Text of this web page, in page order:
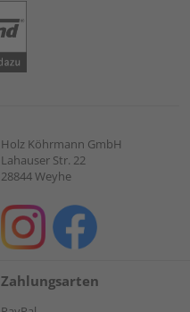
Holz Köhrmann GmbH
Lahauser Str. 22
28844 Weyhe
Zahlungsarten